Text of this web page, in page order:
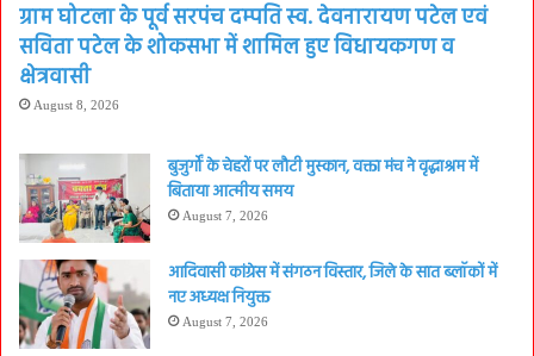
ग्राम घोटला के पूर्व सरपंच दम्पति स्व. देवनारायण पटेल एवं
सविता पटेल के शोकसभा में शामिल हुए विधायकगण व
क्षेत्रवासी
August 8, 2026
बुजुर्गों के चेहरों पर लौटी मुस्कान, वक्ता मंच ने वृद्धाश्रम में
बिताया आत्मीय समय
August 7, 2026
आदिवासी कांग्रेस में संगठन विस्तार, जिले के सात ब्लॉकों में
नए अध्यक्ष नियुक्त
August 7, 2026